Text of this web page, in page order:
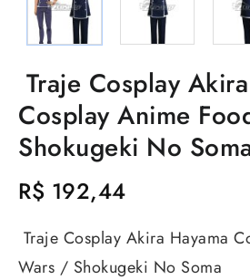
Traje Cosplay
Cosplay Anime
Shokugeki No
R$ 192,44
Traje Cosplay Akira Hayama​​​​​​​
Wars / Shokugeki No Soma